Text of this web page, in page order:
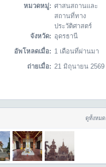
หมวดหมู่: ศาสนสถานและ
สถานที่ทาง
ประวัติศาสตร์
จังหวัด: อุดรธานี
อัพโหลดเมื่อ: 1 เดือนที่ผ่านมา
ถ่ายเมื่อ: 21 มิถุนายน 2569
ดูทั้งหมด